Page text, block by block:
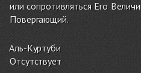
или сопротивляться Его
Повергающий.
Аль-Куртуби
Отсутствует